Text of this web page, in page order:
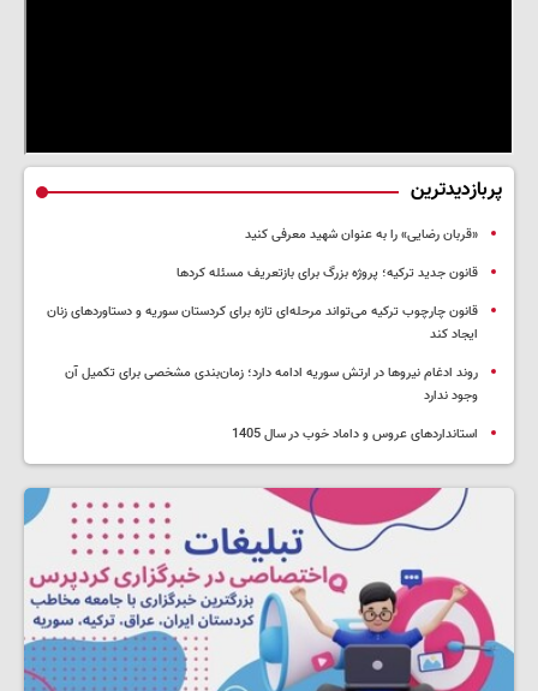
پربازدیدترین
«قربان رضایی» را به عنوان شهید معرفی کنید
قانون جدید ترکیه؛ پروژه بزرگ‌ برای بازتعریف مسئله کردها
قانون چارچوب ترکیه می‌تواند مرحله‌ای تازه برای کردستان سوریه و دستاوردهای زنان
ایجاد کند
روند ادغام نیروها در ارتش سوریه ادامه دارد؛ زمان‌بندی مشخصی برای تکمیل آن
وجود ندارد
استانداردهای عروس و داماد خوب در سال 1405